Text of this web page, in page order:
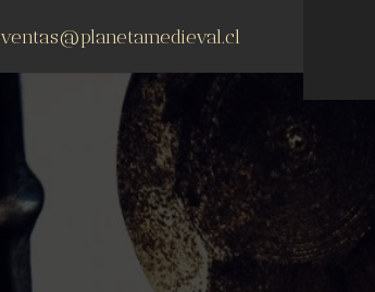
ventas@planetamedieval.cl